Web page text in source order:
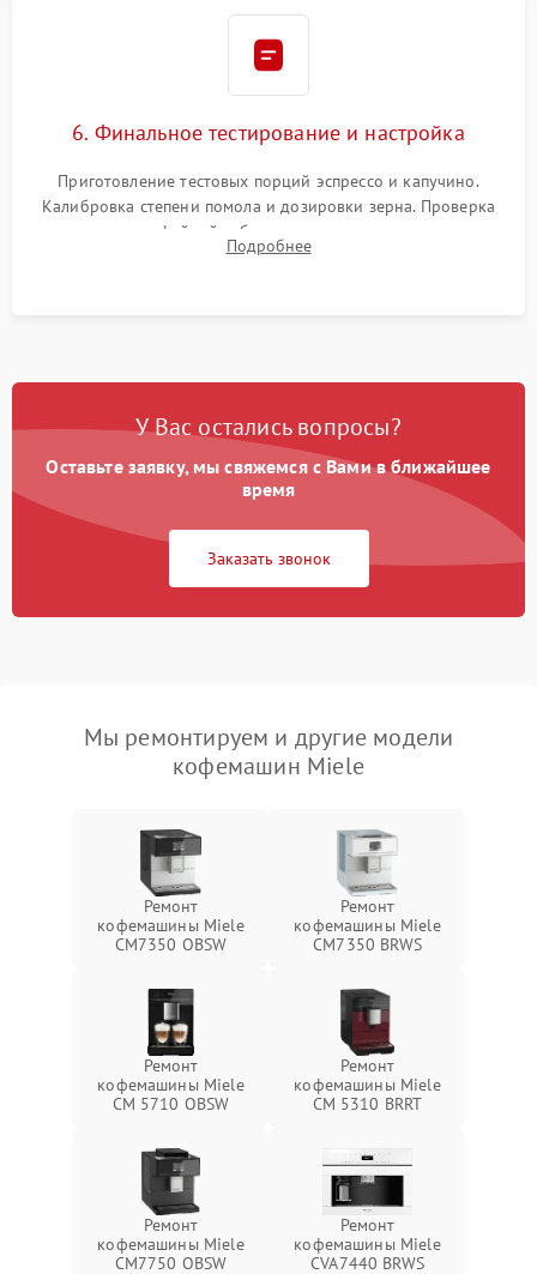
6. Финальное тестирование и настройка
Приготовление тестовых порций эспрессо и капучино.
Калибровка степени помола и дозировки зерна. Проверка
плотности кофейной таблетки, температуры напитка и
качества молочной пены. Контроль отсутствия посторонних
Подробнее
У Вас остались вопросы?
Оставьте заявку, мы свяжемся с Вами в ближайшее
время
Заказать звонок
Мы ремонтируем и другие модели
кофемашин Miele
Ремонт
кофемашины Miele
CM7350 OBSW
Ремонт
кофемашины Miele
CM7350 BRWS
Ремонт
кофемашины Miele
CM 5710 OBSW
Ремонт
кофемашины Miele
CM 5310 BRRT
Ремонт
кофемашины Miele
CM7750 OBSW
Ремонт
кофемашины Miele
CVA7440 BRWS